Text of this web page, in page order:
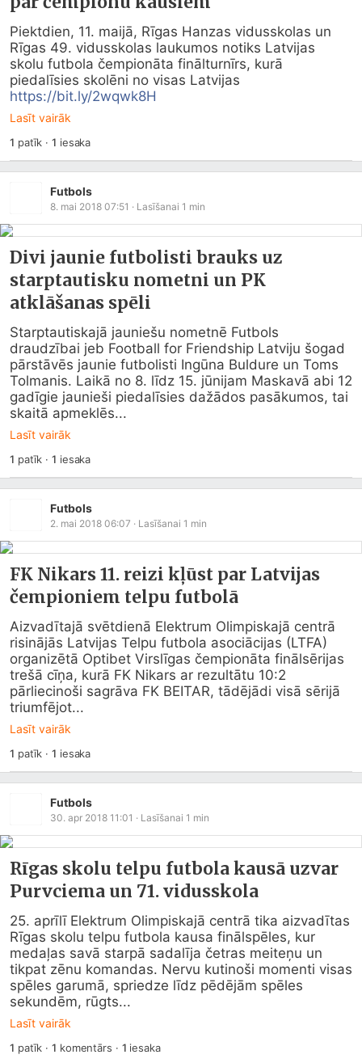
Piektdien, 11. maijā, Rīgas Hanzas vidusskolas un
Rīgas 49. vidusskolas laukumos notiks Latvijas
skolu futbola čempionāta finālturnīrs, kurā
https://bit.ly/2wqwk8H
Lasīt vairāk
1 patīk ·1 iesaka
Futbols
8. mai 2018 07:51 · Lasīšanai 1 min
Divi jaunie futbolisti brauks uz
starptautisku nometni un PK
atklāšanas spēli
Starptautiskajā jauniešu nometnē Futbols
draudzībai jeb Football for Friendship Latviju šogad
pārstāvēs jaunie futbolisti Ingūna Buldure un Toms
Tolmanis. Laikā no 8. līdz 15. jūnijam Maskavā abi 12
gadīgie jaunieši piedalīsies dažādos pasākumos, tai
skaitā apmeklēs...
Lasīt vairāk
1 patīk ·1 iesaka
Futbols
2. mai 2018 06:07 · Lasīšanai 1 min
FK Nikars 11. reizi kļūst par Latvijas
čempioniem telpu futbolā
Aizvadītajā svētdienā Elektrum Olimpiskajā centrā
risinājās Latvijas Telpu futbola asociācijas (LTFA)
organizētā Optibet Virslīgas čempionāta finālsērijas
trešā cīņa, kurā FK Nikars ar rezultātu 10:2
pārliecinoši sagrāva FK BEITAR, tādējādi visā sērijā
triumfējot...
Lasīt vairāk
1 patīk ·1 iesaka
Futbols
30. apr 2018 11:01 · Lasīšanai 1 min
Rīgas skolu telpu futbola kausā uzvar
Purvciema un 71. vidusskola
25. aprīlī Elektrum Olimpiskajā centrā tika aizvadītas
Rīgas skolu telpu futbola kausa finālspēles, kur
medaļas savā starpā sadalīja četras meiteņu un
tikpat zēnu komandas. Nervu kutinoši momenti visas
spēles garumā, spriedze līdz pēdējām spēles
sekundēm, rūgts...
Lasīt vairāk
1 patīk ·1 komentārs · 1 iesaka